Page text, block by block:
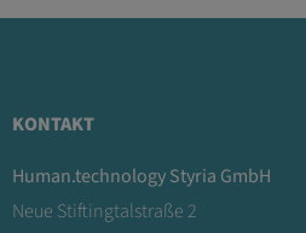
KONTAKT
Human.technology Styria GmbH
Neue Stiftingtalstraße 2